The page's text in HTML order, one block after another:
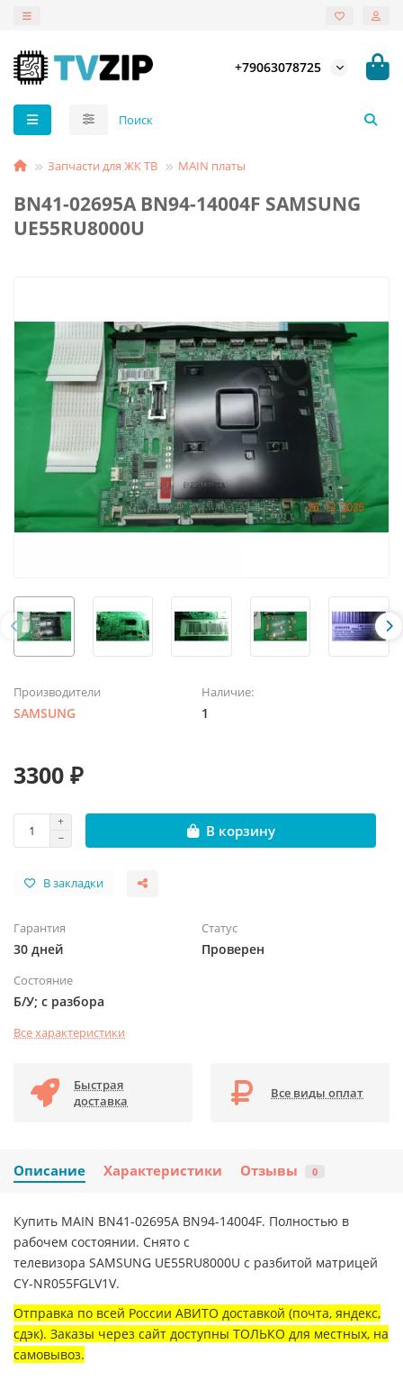
+79063078725
Запчасти для ЖК ТВ MAIN платы
BN41-02695A BN94-14004F SAMSUNG
UE55RU8000U
Производители
SAMSUNG
Наличие:
1
3300 ₽
В корзину
В закладки
Гарантия
30 дней
Статус
Проверен
Состояние
Б/У; с разбора
Все характеристики
Быстрая
доставка
Все виды оплат
Описание Характеристики Отзывы 0
Купить MAIN BN41-02695A BN94-14004F. Полностью в
рабочем состоянии. Снято с
телевизора SAMSUNG UE55RU8000U с разбитой матрицей
CY-NR055FGLV1V.
Отправка по всей России АВИТО доставкой (почта, яндекс,
сдэк). Заказы через сайт доступны ТОЛЬКО для местных, на
самовывоз.